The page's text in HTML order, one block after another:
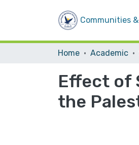
Communities
Home Academic
Effect of
the